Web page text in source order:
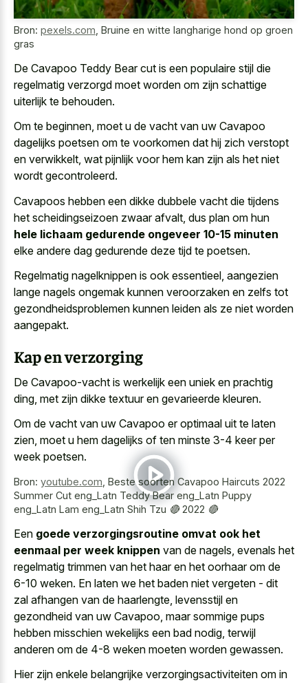
Bron: pexels.com Bruine en witte langharige hond op groen
gras
De Cavapoo Teddy Bear cut is een populaire stijl die
regelmatig verzorgd moet worden om zijn schattige
uiterlijk te behouden.
Om te beginnen, moet u de vacht van uw Cavapoo
dagelijks poetsen om te voorkomen dat hij zich verstopt
en verwikkelt, wat pijnlijk voor hem kan zijn als het niet
wordt gecontroleerd.
Cavapoos hebben een dikke dubbele vacht die tijdens
het scheidingseizoen zwaar afvalt, dus plan om hun
hele lichaam gedurende ongeveer 10-15 minuten
elke andere dag gedurende deze tijd te poetsen.
Regelmatig nagelknippen is ook essentieel, aangezien
lange nagels ongemak kunnen veroorzaken en zelfs tot
gezondheidsproblemen kunnen leiden als ze niet worden
aangepakt.
Kap en verzorging
De Cavapoo-vacht is werkelijk een uniek en prachtig
ding, met zijn dikke textuur en gevarieerde kleuren.
Om de vacht van uw Cavapoo er optimaal uit te laten
zien, moet u hem dagelijks of ten minste 3-4 keer per
week poetsen.
Bron: youtube.com Beste soorten Cavapoo Haircuts 2022
Summer Cut eng_Latn Teddy Bear eng_Latn Puppy
eng_Latn Lam eng_Latn Shih Tzu 🔴 2022 🔴
Een goede verzorgingsroutine omvat ook het
eenmaal per week knippen van de nagels, evenals het
regelmatig trimmen van het haar en het oorhaar om de
6-10 weken. En laten we het baden niet vergeten - dit
zal afhangen van de haarlengte, levensstijl en
gezondheid van uw Cavapoo, maar sommige pups
hebben misschien wekelijks een bad nodig, terwijl
anderen om de 4-8 weken moeten worden gewassen.
Hier zijn enkele belangrijke verzorgingsactiviteiten om in